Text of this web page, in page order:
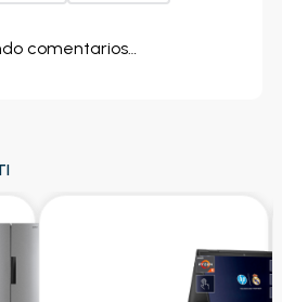
comentarios…